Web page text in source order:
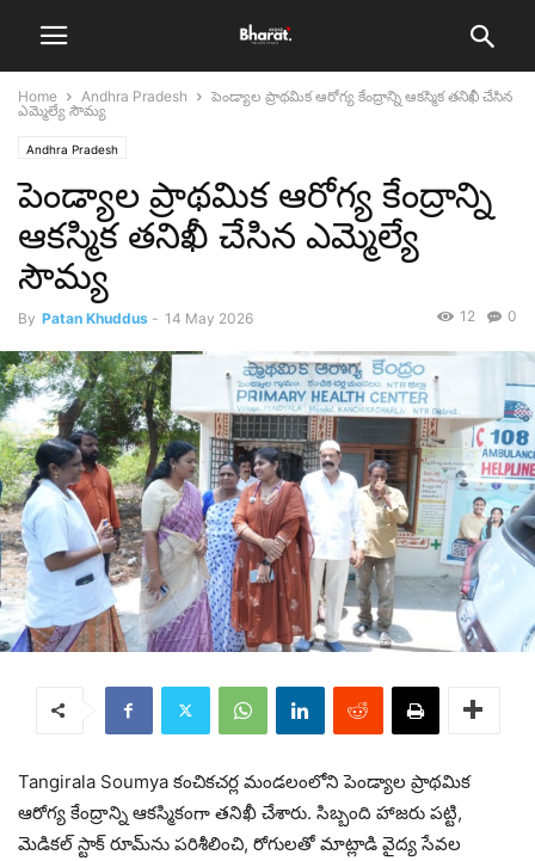
Home Andhra Pradesh
పెండ్యాల ప్రాథమిక ఆరోగ్య కేంద్రాన్ని ఆకస్మిక తనిఖీ చేసిన
ఎమ్మెల్యే సౌమ్య
Andhra Pradesh
పెండ్యాల ప్రాథమిక ఆరోగ్య కేంద్రాన్ని
ఆకస్మిక తనిఖీ చేసిన ఎమ్మెల్యే
సౌమ్య
By Patan Khuddus - 14 May 2026 0
12
Tangirala Soumya కంచికచర్ల మండలంలోని పెండ్యాల ప్రాథమిక
ఆరోగ్య కేంద్రాన్ని ఆకస్మికంగా తనిఖీ చేశారు. సిబ్బంది హాజరు పట్టి,
మెడికల్ స్టాక్ రూమ్‌ను పరిశీలించి, రోగులతో మాట్లాడి వైద్య సేవల